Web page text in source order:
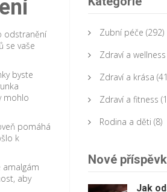
odstranění
se vaše
byste
mohlo
pomáhá
k
aby
Zubní péče (292)
Zdraví a wellness
Zdraví a krása
Zdraví a fitness
Rodina a děti (8)
Nové
Jak